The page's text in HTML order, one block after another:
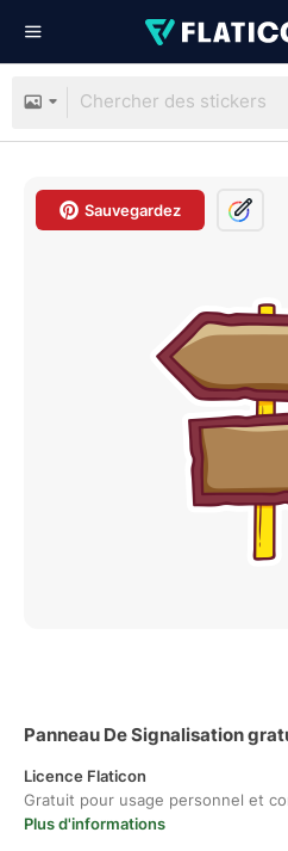
Sauvegardez
Panneau De Signalisation
Licence Flaticon
Gratuit pour usage personnel et
Plus d'informations